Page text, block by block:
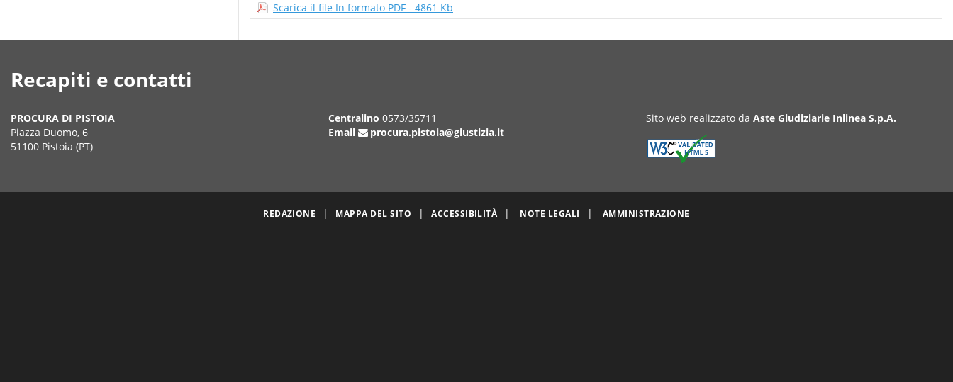
Scarica il file In formato PDF - 4861 Kb
Recapiti e contatti
PROCURA DI PISTOIA
Piazza Duomo, 6
51100 Pistoia (PT)
Centralino 0573/35711
Email
procura.pistoia@giustizia.it
Sito web realizzato da Aste Giudiziarie Inlinea S.p.A.
REDAZIONE | MAPPA DEL SITO | ACCESSIBILITÀ | NOTE LEGALI | AMMINISTRAZIONE